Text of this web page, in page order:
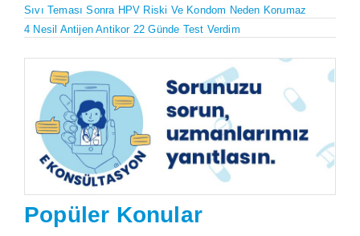
Sıvı Teması Sonra HPV Riski Ve Kondom Neden Korumaz
4 Nesil Antijen Antikor 22 Günde Test Verdim
Popüler Konular